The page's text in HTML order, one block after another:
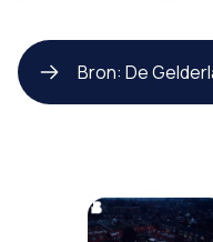
Bron: De